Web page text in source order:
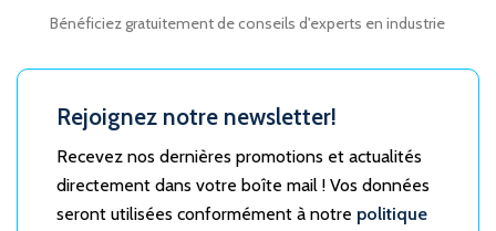
Bénéficiez gratuitement de conseils d'experts en industrie
Rejoignez notre newsletter!
Recevez nos dernières promotions et actualités
directement dans votre boîte mail ! Vos données
seront utilisées conformément à notre politique